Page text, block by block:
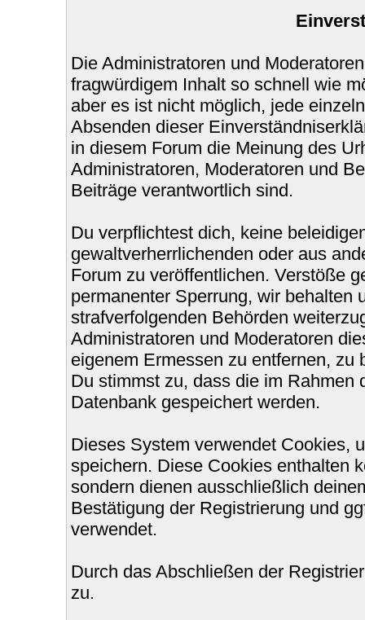
Die Administratoren und
fragwürdigem Inhalt so schnell wie
aber es ist nicht möglich, jede
Absenden dieser
in diesem Forum die Meinung des
Administratoren, Moderatoren und
Beiträge verantwortlich sind.
Du verpflichtest dich, keine
gewaltverherrlichenden oder aus
Forum zu veröffentlichen. Verstöße
permanenter Sperrung, wir behalten
strafverfolgenden Behörden
Administratoren und Moderatoren
eigenem Ermessen zu entfernen, zu
Du stimmst zu, dass die im Rahmen
Datenbank gespeichert werden.
Dieses System verwendet Cookies,
speichern. Diese Cookies enthalten
sondern dienen ausschließlich
Bestätigung der Registrierung und
verwendet.
Durch das Abschließen der
zu.